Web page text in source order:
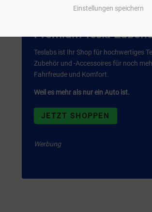
Einstellungen speichern
Premium Tesla-
Teslabs ist Ihr Shop für hochwertiges
Zubehör und -Accessoires für noch
Fahrfreude und Komfort.
Weil es mehr als nur ein Auto ist.
JETZT SHOPPEN
Werbung